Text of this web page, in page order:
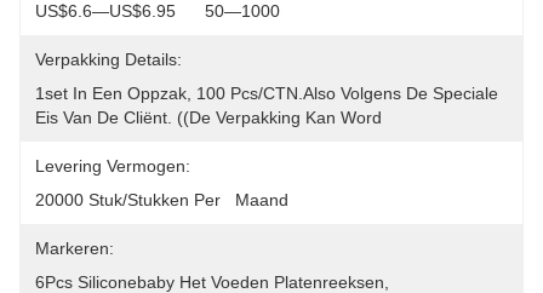
US$6.6—US$6.95      50—1000
Verpakking Details:
1set In Een Oppzak, 100 Pcs/CTN.Also Volgens De Speciale
Eis Van De Cliënt. ((de Verpakking Kan Word
Levering Vermogen:
20000 Stuk/Stukken Per   Maand
Markeren:
6Pcs Siliconebaby Het Voeden Platenreeksen